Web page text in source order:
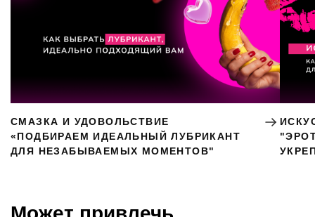
СМАЗКА И УДОВОЛЬСТВИЕ
«ПОДБИРАЕМ ИДЕАЛЬНЫЙ ЛУБРИКАНТ
ДЛЯ НЕЗАБЫВАЕМЫХ МОМЕНТОВ"